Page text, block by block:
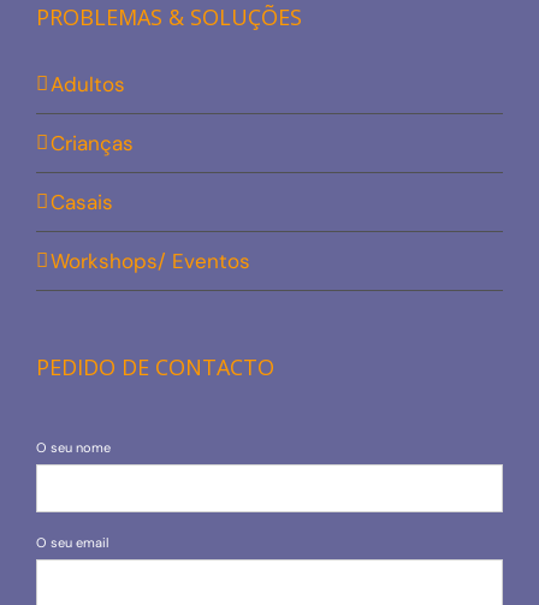
PROBLEMAS & SOLUÇÕES
Adultos
Crianças
Casais
Workshops/ Eventos
PEDIDO DE CONTACTO
O seu nome
O seu email